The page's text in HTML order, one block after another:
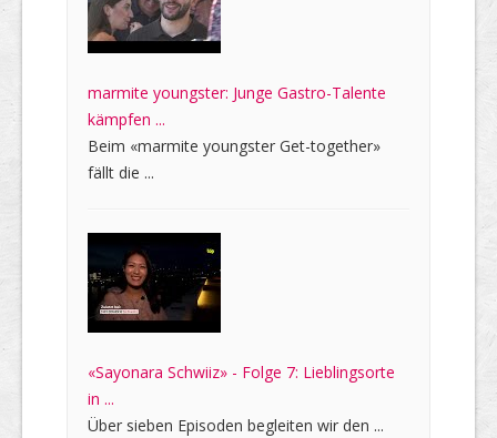
marmite youngster: Junge Gastro-Talente
kämpfen ...
Beim «marmite youngster Get-together»
fällt die ...
«Sayonara Schwiiz» - Folge 7: Lieblingsorte
in ...
Über sieben Episoden begleiten wir den ...